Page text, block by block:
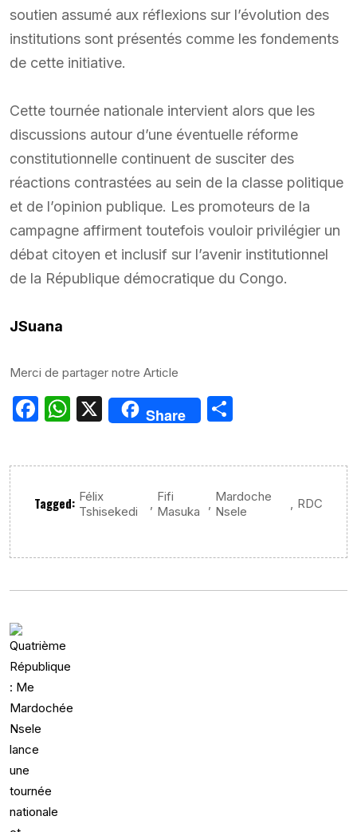
soutien assumé aux réflexions sur l’évolution des
institutions sont présentés comme les fondements
de cette initiative.
Cette tournée nationale intervient alors que les
discussions autour d’une éventuelle réforme
constitutionnelle continuent de susciter des
réactions contrastées au sein de la classe politique
et de l’opinion publique. Les promoteurs de la
campagne affirment toutefois vouloir privilégier un
débat citoyen et inclusif sur l’avenir institutionnel
de la République démocratique du Congo.
JSuana
Merci de partager notre Article
Facebook
WhatsApp
X Share
Tagged: Félix
Tshisekedi
Fifi
Masuka
Mardoche
Nsele
RDC